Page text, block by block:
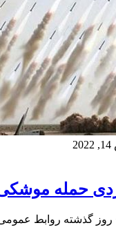
حمله
گذشته روابط عمومی